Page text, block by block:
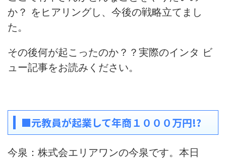
か？ をヒアリングし、今後の戦略立てまし
た。
その後何が起こったのか？？実際のインタ ビ
ュー記事をお読みください。
■元教員が起業して年商１０００万円!?
今泉：株式会エリアワンの今泉です。本日